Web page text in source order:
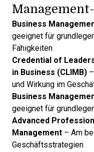
Business
geeignet für
Fähigkeiten
Credential of
in Business (CLIMB)
und Wirkung im
Business
geeignet für
Advanced
Management – Am
Geschäftsstrategien